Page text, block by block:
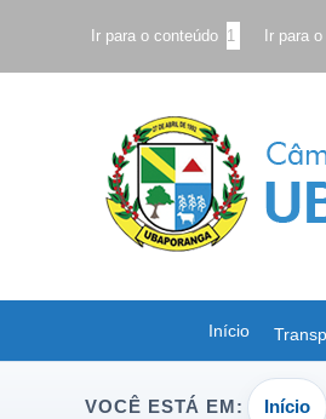
Ir para o conteúdo 1 Ir para
Início
VOCÊ ESTÁ EM: Início